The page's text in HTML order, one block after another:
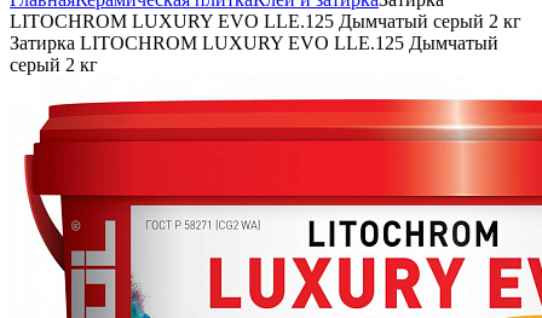
LITOCHROM LUXURY EVO LLE.125 Дымчатый серый 2 кг
Затирка LITOCHROM LUXURY EVO LLE.125 Дымчатый
серый 2 кг